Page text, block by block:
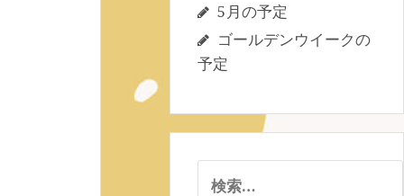
5月の予定
ゴールデンウイークの
予定